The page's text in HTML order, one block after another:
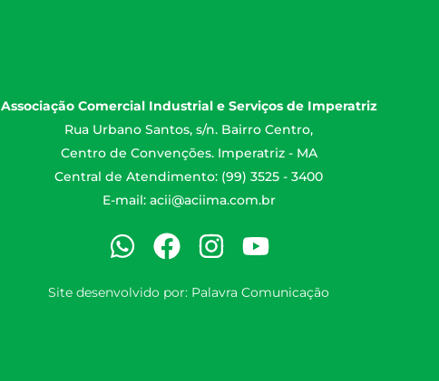
Associação Comercial Industrial e Serviços de Imperatriz
Rua Urbano Santos, s/n. Bairro Centro,
Centro de Convenções. Imperatriz - MA
Central de Atendimento: (99) 3525 - 3400
E-mail: acii@aciima.com.br
Site desenvolvido por: Palavra Comunicação